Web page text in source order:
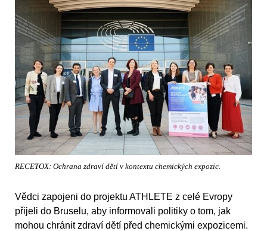
RECETOX: Ochrana zdraví dětí v kontextu chemických expozic.
Vědci zapojeni do projektu ATHLETE z celé Evropy
přijeli do Bruselu, aby informovali politiky o tom, jak
mohou chránit zdraví dětí před chemickými expozicemi.